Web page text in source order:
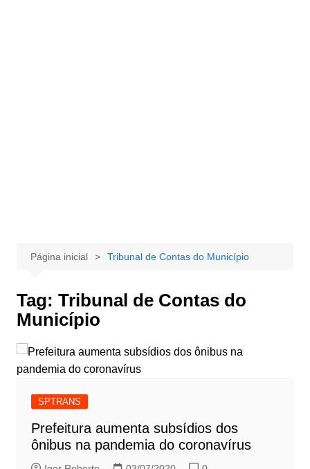
Página inicial Tribunal de Contas do Município
Tag: Tribunal de Contas do
Município
SPTRANS
Prefeitura aumenta subsídios dos
ônibus na pandemia do coronavírus